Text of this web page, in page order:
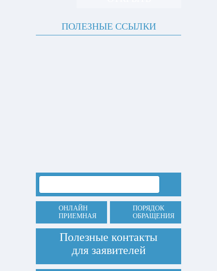
ПОЛЕЗНЫЕ ССЫЛКИ
ОНЛАЙН
ПРИЕМНАЯ
ПОРЯДОК
ОБРАЩЕНИЯ
Полезные контакты
для заявителей